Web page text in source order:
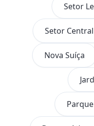
Setor
Setor Central
Nova Suíça